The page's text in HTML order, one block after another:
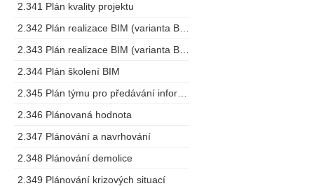
2.341 Plán kvality projektu
2.344 Plán školení BIM
2.346 Plánovaná hodnota
2.347 Plánování a navrhování
2.348 Plánování demolice
2.349 Plánování krizových situací